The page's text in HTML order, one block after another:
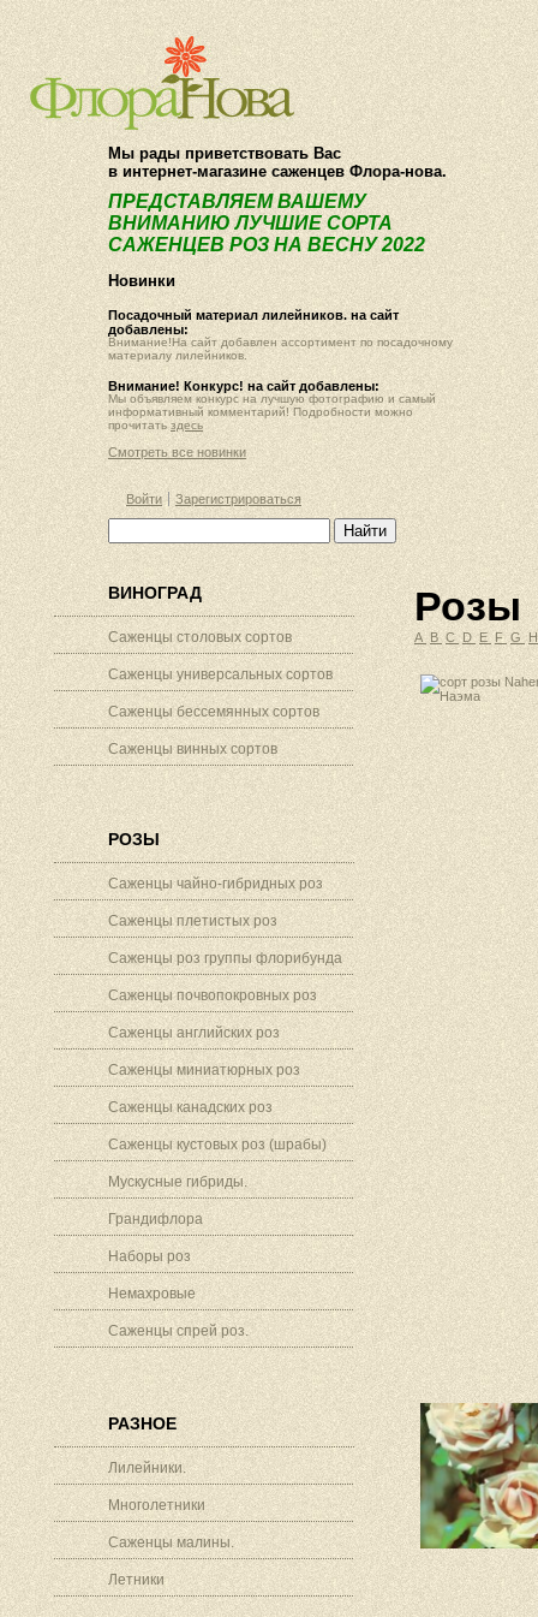
О компании Как купить
Мы рады приветствовать Вас
в интернет-магазине саженцев Флора-нова.
ПРЕДСТАВЛЯЕМ ВАШЕМУ
ВНИМАНИЮ ЛУЧШИЕ СОРТА
САЖЕНЦЕВ РОЗ НА ВЕСНУ 2022
Новинки
Посадочный материал лилейников. на сайт
добавлены:
Внимание!На сайт добавлен ассортимент по посадочному
материалу лилейников.
Внимание! Конкурс! на сайт добавлены:
Мы объявляем конкурс на лучшую фотографию и самый
информативный комментарий! Подробности можно
прочитать здесь
Смотреть все новинки
Войти Зарегистрироваться
ВИНОГРАД
Саженцы столовых сортов
Саженцы универсальных сортов
Саженцы бессемянных сортов
Саженцы винных сортов
РОЗЫ
Саженцы чайно-гибридных роз
Саженцы плетистых роз
Саженцы роз группы флорибунда
Саженцы почвопокровных роз
Саженцы английских роз
Саженцы миниатюрных роз
Саженцы канадских роз
Саженцы кустовых роз (шрабы)
Мускусные гибриды.
Грандифлора
Наборы роз
Немахровые
Саженцы спрей роз.
РАЗНОЕ
Лилейники.
Многолетники
Саженцы малины.
Летники
Розы
A B C D E F G